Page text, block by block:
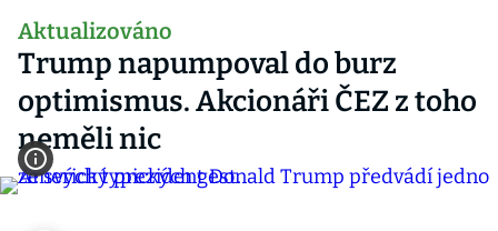
Aktualizováno
Trump napumpoval do burz
optimismus. Akcionáři ČEZ z toho
neměli nic